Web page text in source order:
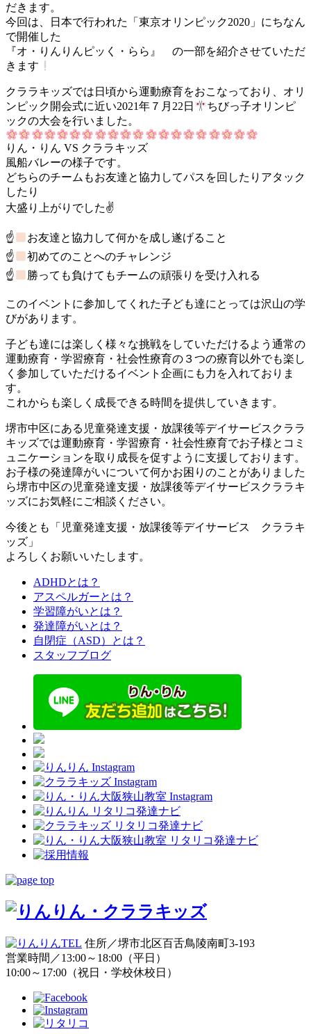
だきます。
今回は、日本で行われた「東京オリンピック2020」にちなん
で開催した
『オ・りんりんピッく・らら』 の一部を紹介させていただ
きます
クララキッズでは日頃から運動療育をおこなっており、オリ
ンピック開会式に近い2021年７月22日
ちびっ子オリンピ
ックの大会を行いました。
りん・りん VS クララキッズ
風船バレーの様子です。
どちらのチームもお友達と協力してパスを回したりアタック
したり
大盛り上がりでした✌
☝
お友達と協力して何かを成し遂げること
☝
初めてのことへのチャレンジ
☝
勝っても負けてもチームの頑張りを受け入れる
このイベントに参加してくれた子ども達にとっては沢山の学
びがあります。
子ども達には楽しく様々な挑戦をしていただけるよう通常の
運動療育・学習療育・社会性療育の３つの療育以外でも楽し
く参加していただけるイベント企画にも力を入れておりま
す。
これからも楽しく成長できる時間を提供していきます。
堺市中区にある児童発達支援・放課後等デイサービスクララ
キッズでは運動療育・学習療育・社会性療育でお子様とコミ
ュニケーションを取り成長を促すように支援しております。
お子様の発達障がいについて何かお困りのことがありました
ら堺市中区の児童発達支援・放課後等デイサービスクララキ
ッズにお気軽にご相談ください。
今後とも「児童発達支援・放課後等デイサービス クララキ
ッズ」
よろしくお願いいたします。
ADHDとは？
アスペルガーとは？
学習障がいとは？
発達障がいとは？
自閉症（ASD）とは？
スタッフブログ
住所／堺市北区百舌鳥陵南町3-193
営業時間／13:00～18:00（平日）
10:00～17:00（祝日・学校休校日）